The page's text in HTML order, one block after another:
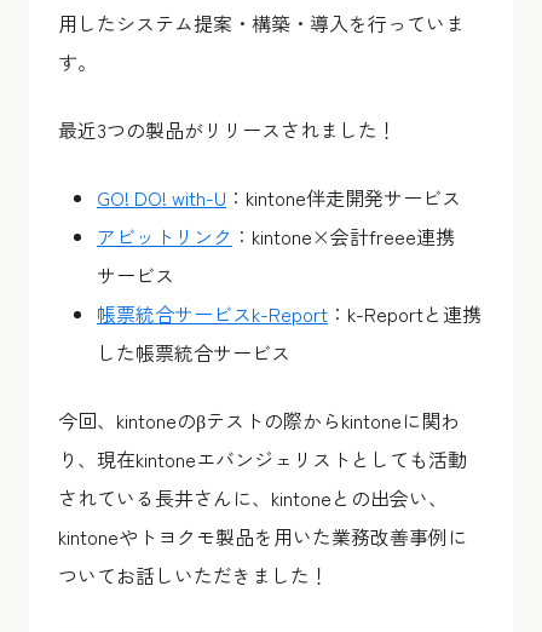
用したシステム提案・構築・導入を行っていま
す。
最近3つの製品がリリースされました！
GO! DO! with-U ：kintone伴走開発サービス
アビットリンク ：kintone×会計freee連携
サービス
帳票統合サービスk-Report ：k-Reportと連携
した帳票統合サービス
今回、kintoneのβテストの際からkintoneに関わ
り、現在kintoneエバンジェリストとしても活動
されている長井さんに、kintoneとの出会い、
kintoneやトヨクモ製品を用いた業務改善事例に
ついてお話しいただきました！